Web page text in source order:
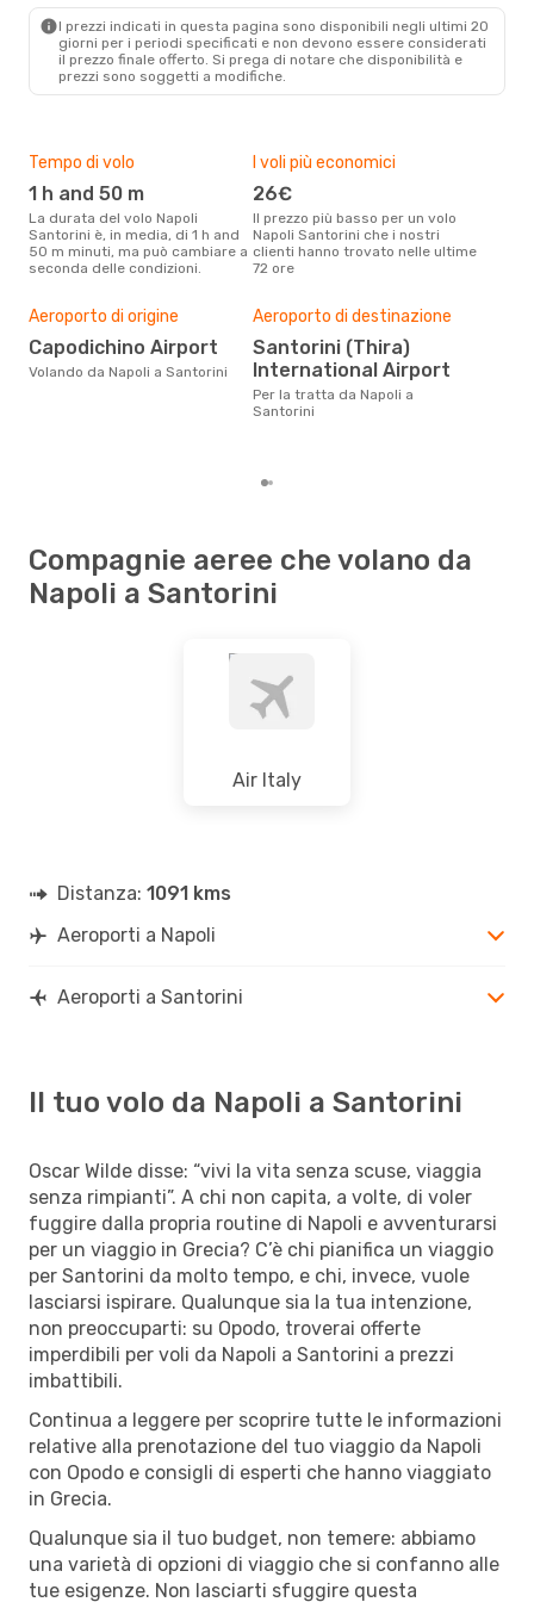
I prezzi indicati in questa pagina sono disponibili negli ultimi 20
giorni per i periodi specificati e non devono essere considerati
il ​​prezzo finale offerto. Si prega di notare che disponibilità e
prezzi sono soggetti a modifiche.
Tempo di volo
1 h and 50 m
La durata del volo Napoli
Santorini è, in media, di 1 h and
50 m minuti, ma può cambiare a
seconda delle condizioni.
I voli più economici
26€
Il prezzo più basso per un volo
Napoli Santorini che i nostri
clienti hanno trovato nelle ultime
72 ore
Aeroporto di origine
Capodichino Airport
Volando da Napoli a Santorini
Aeroporto di destinazione
Santorini (Thira)
International Airport
Per la tratta da Napoli a
Santorini
Compagnie aeree che volano da
Napoli a Santorini
Air Italy
Distanza: 1091 kms
Aeroporti a Napoli
Aeroporti a Santorini
Il tuo volo da Napoli a Santorini
Oscar Wilde disse: “vivi la vita senza scuse, viaggia
senza rimpianti”. A chi non capita, a volte, di voler
fuggire dalla propria routine di Napoli e avventurarsi
per un viaggio in Grecia? C’è chi pianifica un viaggio
per Santorini da molto tempo, e chi, invece, vuole
lasciarsi ispirare. Qualunque sia la tua intenzione,
non preoccuparti: su Opodo, troverai offerte
imperdibili per voli da Napoli a Santorini a prezzi
imbattibili.
Continua a leggere per scoprire tutte le informazioni
relative alla prenotazione del tuo viaggio da Napoli
con Opodo e consigli di esperti che hanno viaggiato
in Grecia.
Qualunque sia il tuo budget, non temere: abbiamo
una varietà di opzioni di viaggio che si confanno alle
tue esigenze. Non lasciarti sfuggire questa